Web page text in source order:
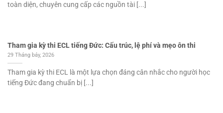
toàn diện, chuyên cung cấp các nguồn tài [...]
Tham gia kỳ thi ECL tiếng Đức: Cấu trúc, lệ phí và mẹo ôn thi
29 Tháng bảy, 2026
Tham gia kỳ thi ECL là một lựa chọn đáng cân nhắc cho người học
tiếng Đức đang chuẩn bị [...]